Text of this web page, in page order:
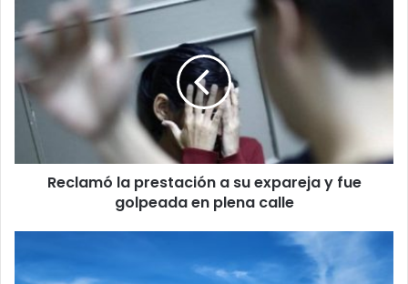
Reclamó la prestación a su expareja y fue
golpeada en plena calle